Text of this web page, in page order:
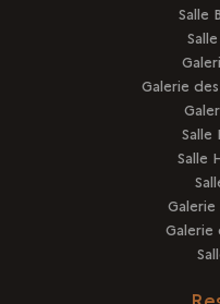
Salle
Galerie
Salle
Salle
Galerie